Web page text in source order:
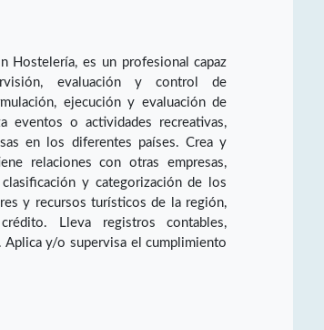
Hostelería, es un profesional capaz
evaluación y control de
ejecución y evaluación de
eventos o actividades recreativas,
en los diferentes países. Crea y
relaciones con otras empresas,
y categorización de los
y recursos turísticos de la región,
Lleva registros contables,
y/o supervisa el cumplimiento